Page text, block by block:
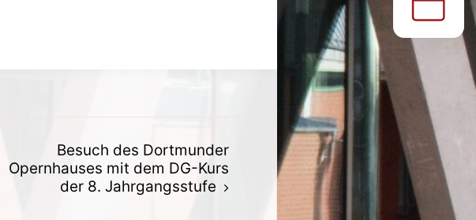
Besuch des Dortmunder
Opernhauses mit dem DG-Kurs
der 8. Jahrgangsstufe